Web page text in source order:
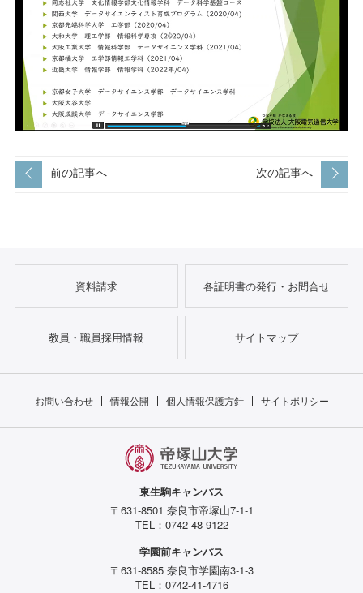
前の記事へ 次の記事へ
資料請求 各証明書の発行・お問合せ
教員・職員採用情報 サイトマップ
お問い合わせ 情報公開 個人情報保護方針 サイトポリシー
東生駒キャンパス
〒631-8501 奈良市帝塚山7-1-1
TEL：0742-48-9122
学園前キャンパス
〒631-8585 奈良市学園南3-1-3
TEL：0742-41-4716